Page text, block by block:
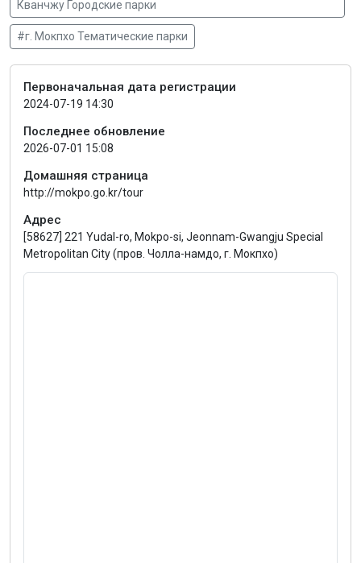
Кванчжу Городские парки
#г. Мокпхо Тематические парки
Первоначальная дата регистрации
2024-07-19 14:30
Последнее обновление
2026-07-01 15:08
Домашняя страница
http://mokpo.go.kr/tour
Адрес
[58627] 221 Yudal-ro, Mokpo-si, Jeonnam-Gwangju Special
Metropolitan City (пров. Чолла-намдо, г. Мокпхо)